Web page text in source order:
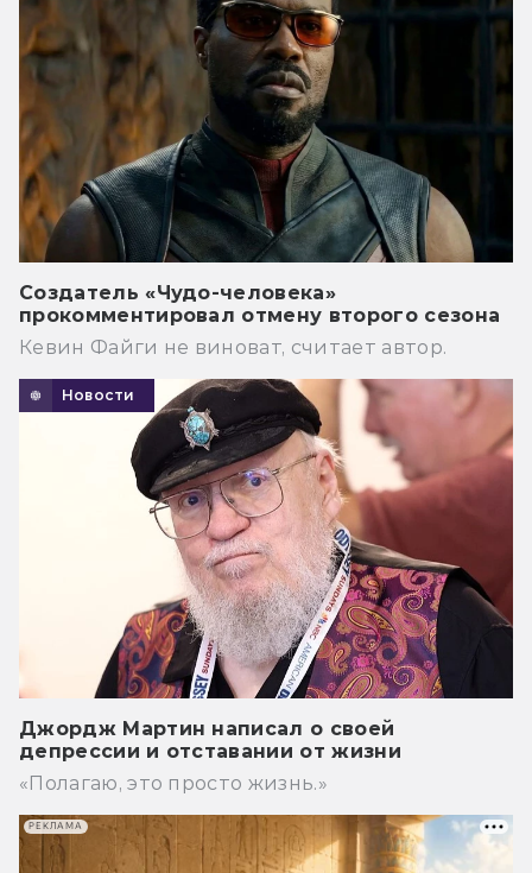
Создатель «Чудо-человека»
прокомментировал отмену второго сезона
Кевин Файги не виноват, считает автор.
Новости
Джордж Мартин написал о своей
депрессии и отставании от жизни
«Полагаю, это просто жизнь.»
РЕКЛАМА